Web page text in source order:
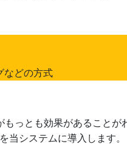
などの方式
っとも効果があることが
当システムに導入します。